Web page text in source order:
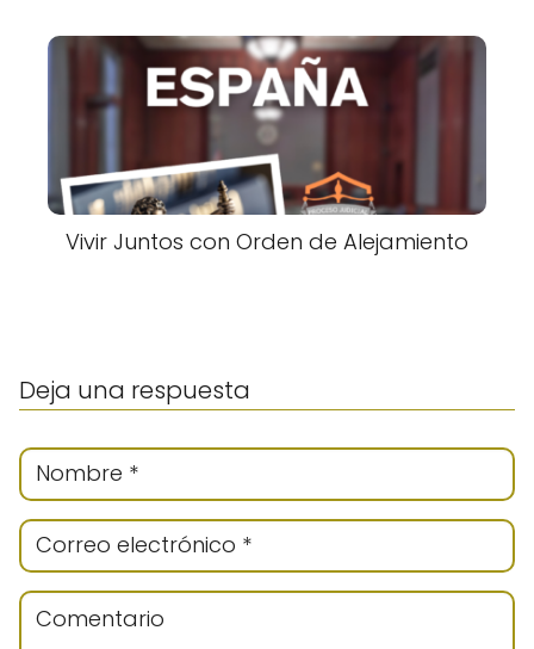
Vivir Juntos con Orden de Alejamiento
Deja una respuesta